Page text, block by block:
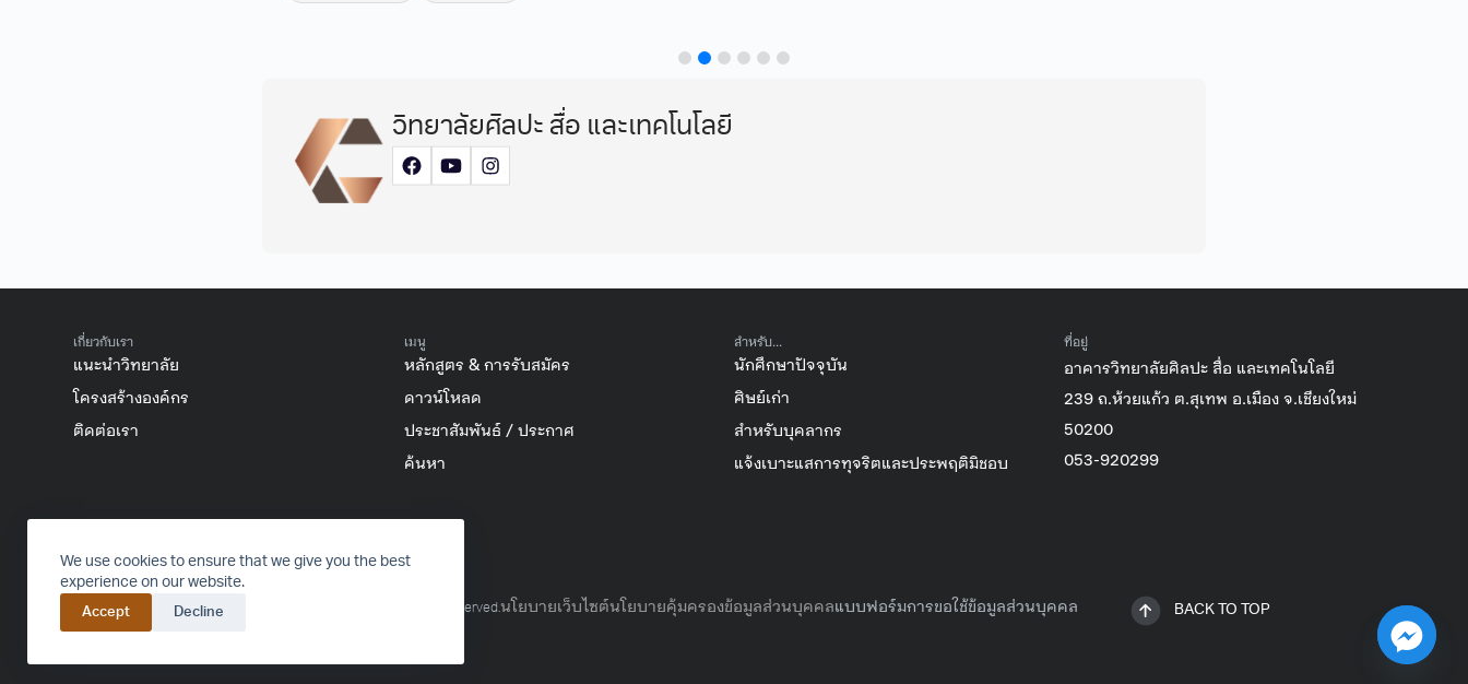
We use cookies to ensure that we give you the best
experience on our website.
Accept Decline
วิทยาลัยศิลปะ สื่อ และเทคโนโลยี
เกี่ยวกับเรา
แนะนำวิทยาลัย
โครงสร้างองค์กร
ติดต่อเรา
เมนู
หลักสูตร & การรับสมัคร
ดาวน์โหลด
ประชาสัมพันธ์ / ประกาศ
ค้นหา
สำหรับ...
นักศึกษาปัจจุบัน
ศิษย์เก่า
สำหรับบุคลากร
แจ้งเบาะแสการทุจริตและประพฤติมิชอบ
ที่อยู่
อาคารวิทยาลัยศิลปะ สื่อ และเทคโนโลยี
239 ถ.ห้วยแก้ว ต.สุเทพ อ.เมือง จ.เชียงใหม่
50200
053-920299
FACEBOOKINSTAGRAMYOUTUBE
© 2016-2024 College of Arts, Media and Technology – All rights reserved.นโยบายเว็บไซต์นโยบายคุ้มครองข้อมูลส่วนบุคคลแบบฟอร์มการขอใช้ข้อมูลส่วนบุคคล BACK TO TOP